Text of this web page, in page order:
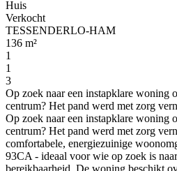
Huis
Verkocht
TESSENDERLO-HAM
136 m²
1
1
3
Op zoek naar een instapklare woning
centrum? Het pand werd met zorg
Op zoek naar een instapklare woning
centrum? Het pand werd met zorg
comfortabele, energiezuinige
93CA - ideaal voor wie op zoek is
bereikbaarheid. De woning beschikt